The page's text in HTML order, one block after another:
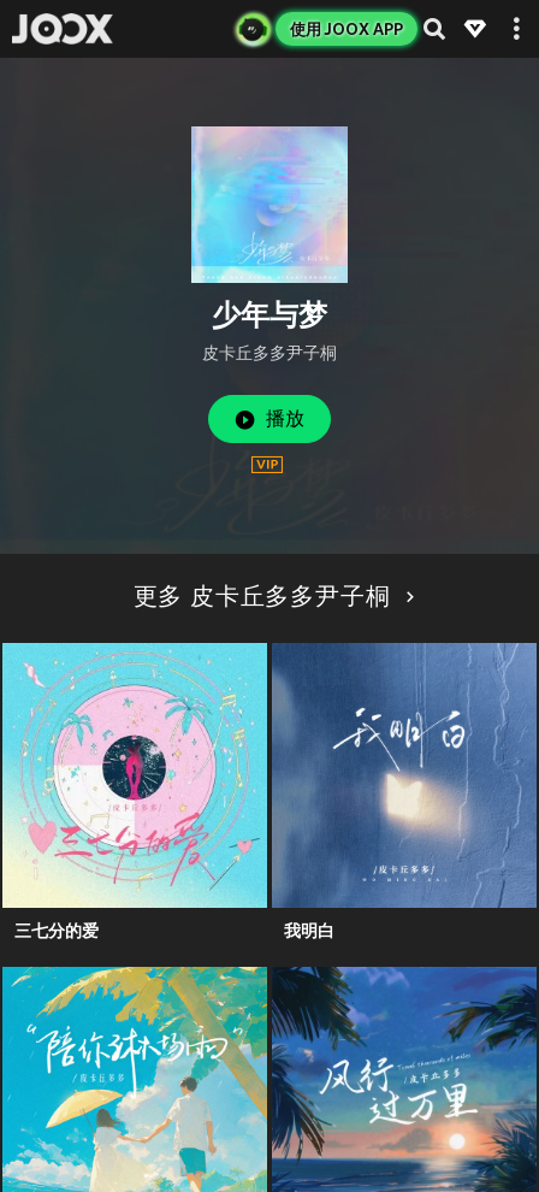
使用 JOOX APP
少年与梦
皮卡丘多多尹子桐
播放
更多 皮卡丘多多尹子桐
三七分的爱 我明白